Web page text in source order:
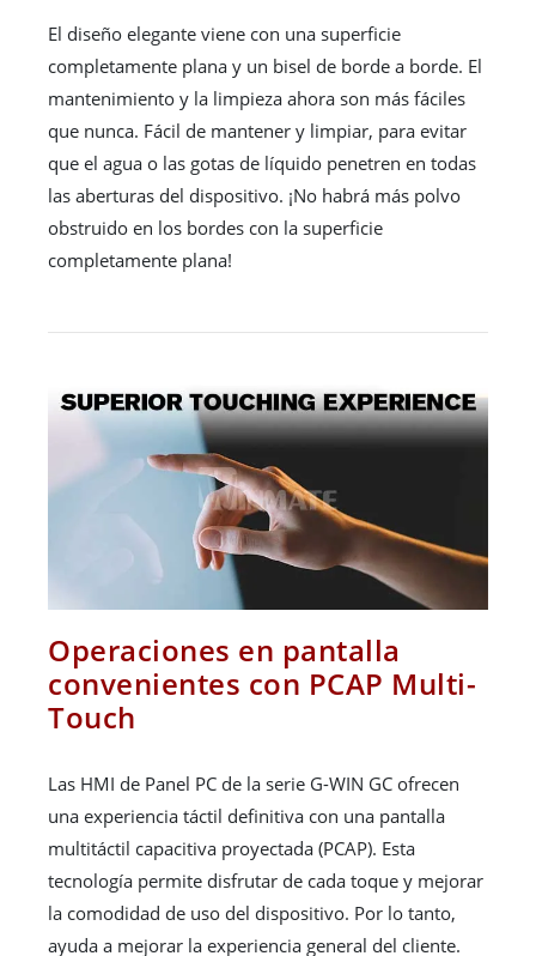
El diseño elegante viene con una superficie
completamente plana y un bisel de borde a borde. El
mantenimiento y la limpieza ahora son más fáciles
que nunca. Fácil de mantener y limpiar, para evitar
que el agua o las gotas de líquido penetren en todas
las aberturas del dispositivo. ¡No habrá más polvo
obstruido en los bordes con la superficie
completamente plana!
Operaciones en pantalla
convenientes con PCAP Multi-
Touch
Las HMI de Panel PC de la serie G-WIN GC ofrecen
una experiencia táctil definitiva con una pantalla
multitáctil capacitiva proyectada (PCAP). Esta
tecnología permite disfrutar de cada toque y mejorar
la comodidad de uso del dispositivo. Por lo tanto,
ayuda a mejorar la experiencia general del cliente.